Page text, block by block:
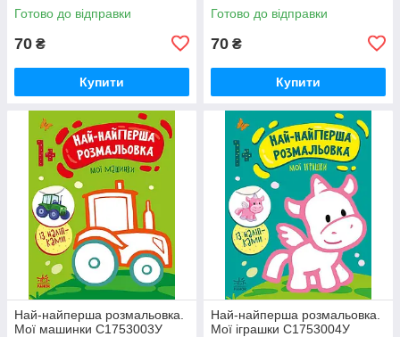
Готово до відправки
70 ₴
Купити
Готово до відправки
70 ₴
Купити
Най-найперша розмальовка.
Мої машинки С1753003У
Най-найперша розмальовка.
Мої іграшки С1753004У